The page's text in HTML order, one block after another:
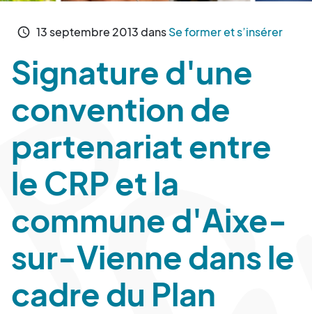
schedule 13septembre 2013dansSe former et s’insérer
Signature d'une
convention de
partenariat entre
le CRP et la
commune d'Aixe-
sur-Vienne dans le
cadre du Plan